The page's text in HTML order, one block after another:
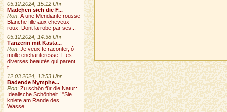
05.12.2024, 15:12 Uhr
Mädchen sich die F...
Ron:À une Mendiante rousse
Blanche fille aux cheveux
roux, Dont la robe par ses...
05.12.2024, 14:38 Uhr
Tänzerin mit Kasta...
Ron:Je veux te raconter, ô
molle enchanteresse! L es
diverses beautés qui parent
t...
12.03.2024, 13:53 Uhr
Badende Nymphe...
Ron:Zu schön für die Natur:
Idealische Schönheit ! "Sie
kniete am Rande des
Wasse...